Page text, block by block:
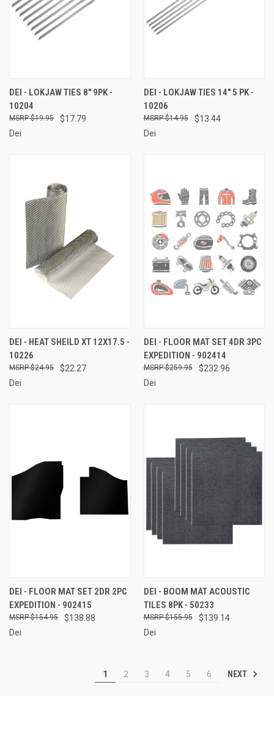
DEI - LOKJAW TIES 8" 9PK -
10204
$17.79
$19.95
Dei
DEI - LOKJAW TIES 14" 5 PK -
10206
$13.44
$14.95
Dei
DEI - HEAT SHEILD XT 12X17.5 -
10226
$22.27
$24.95
Dei
DEI - FLOOR MAT SET 4DR 3PC
EXPEDITION - 902414
$232.96
$259.95
Dei
DEI - FLOOR MAT SET 2DR 2PC
EXPEDITION - 902415
$138.88
$154.95
Dei
DEI - BOOM MAT ACOUSTIC
TILES 8PK - 50233
$139.14
$155.95
Dei
1 2 3 4 5 6 NEXT